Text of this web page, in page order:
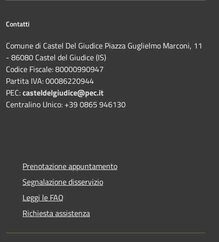
Contatti
Comune di Castel Del Giudice Piazza Guglielmo Marconi, 11
- 86080 Castel del Giudice (IS)
Codice Fiscale: 80000990947
Partita IVA: 00086220944
PEC:casteldelgiudice@pec.it
Centralino Unico: +39 0865 946130
Prenotazione appuntamento
Segnalazione disservizio
Leggi le FAQ
Richiesta assistenza